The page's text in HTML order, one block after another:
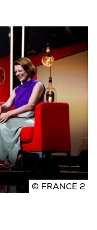
© FRANCE 2